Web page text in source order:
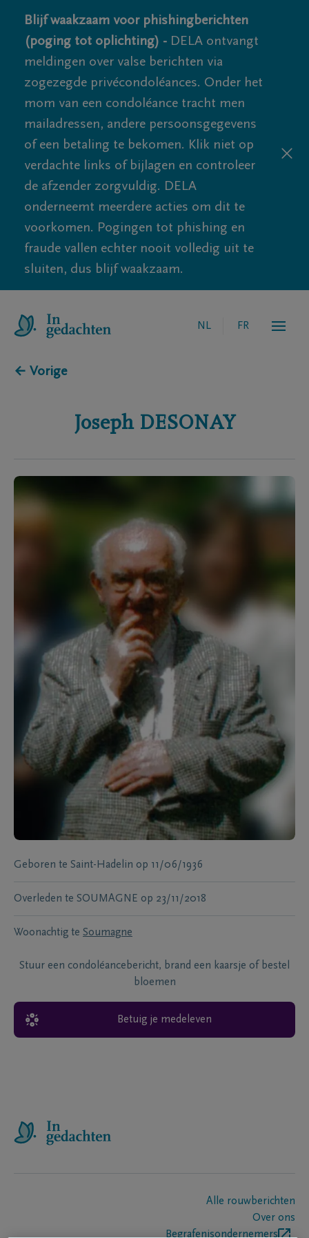
Blijf waakzaam voor phishingberichten
(poging tot oplichting) - DELA ontvangt
meldingen over valse berichten via
zogezegde privécondoléances. Onder het
mom van een condoléance tracht men
mailadressen, andere persoonsgegevens
of een betaling te bekomen. Klik niet op
verdachte links of bijlagen en controleer
de afzender zorgvuldig. DELA
onderneemt meerdere acties om dit te
voorkomen. Pogingen tot phishing en
fraude vallen echter nooit volledig uit te
sluiten, dus blijf waakzaam.
NL FR
← Vorige
Joseph DESONAY
Geboren te Saint-Hadelin op 11/06/1936
Overleden te SOUMAGNE op 23/11/2018
Woonachtig te Soumagne
Stuur een condoléancebericht, brand een kaarsje of bestel
bloemen
Betuig je medeleven
Alle rouwberichten
Over ons
Begrafenisondernemers